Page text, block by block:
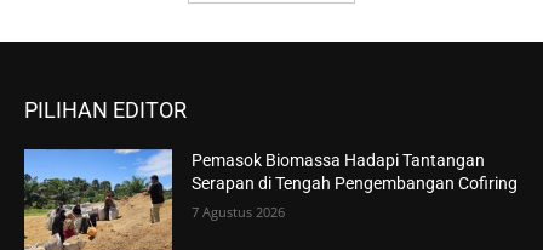
PILIHAN EDITOR
Pemasok Biomassa Hadapi Tantangan
Serapan di Tengah Pengembangan Cofiring
7 Agustus 2026